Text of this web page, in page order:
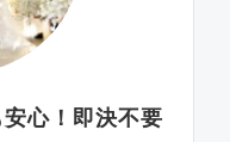
心！即決不要